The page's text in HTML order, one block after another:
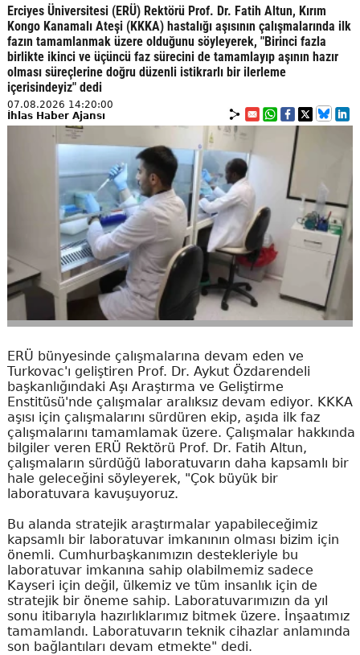
Erciyes Üniversitesi (ERÜ) Rektörü Prof. Dr. Fatih Altun, Kırım
Kongo Kanamalı Ateşi (KKKA) hastalığı aşısının çalışmalarında ilk
fazın tamamlanmak üzere olduğunu söyleyerek, "Birinci fazla
birlikte ikinci ve üçüncü faz sürecini de tamamlayıp aşının hazır
olması süreçlerine doğru düzenli istikrarlı bir ilerleme
içerisindeyiz" dedi
07.08.2026 14:20:00
İhlas Haber Ajansı
ERÜ bünyesinde çalışmalarına devam eden ve
Turkovac'ı geliştiren Prof. Dr. Aykut Özdarendeli
başkanlığındaki Aşı Araştırma ve Geliştirme
Enstitüsü'nde çalışmalar aralıksız devam ediyor. KKKA
aşısı için çalışmalarını sürdüren ekip, aşıda ilk faz
çalışmalarını tamamlamak üzere. Çalışmalar hakkında
bilgiler veren ERÜ Rektörü Prof. Dr. Fatih Altun,
çalışmaların sürdüğü laboratuvarın daha kapsamlı bir
hale geleceğini söyleyerek, "Çok büyük bir
laboratuvara kavuşuyoruz.
Bu alanda stratejik araştırmalar yapabileceğimiz
kapsamlı bir laboratuvar imkanının olması bizim için
önemli. Cumhurbaşkanımızın destekleriyle bu
laboratuvar imkanına sahip olabilmemiz sadece
Kayseri için değil, ülkemiz ve tüm insanlık için de
stratejik bir öneme sahip. Laboratuvarımızın da yıl
sonu itibarıyla hazırlıklarımız bitmek üzere. İnşaatımız
tamamlandı. Laboratuvarın teknik cihazlar anlamında
son bağlantıları devam etmekte" dedi.